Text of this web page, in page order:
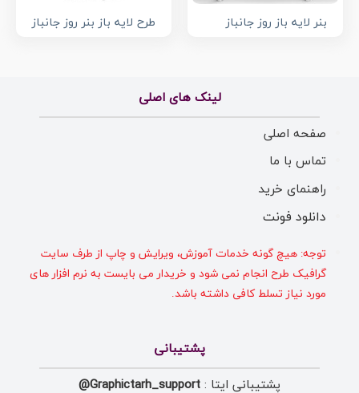
طرح لایه باز بنر روز جانباز بنر لایه باز روز جانباز
لینک های اصلی
صفحه اصلی
تماس با ما
راهنمای خرید
دانلود فونت
توجه: هیچ گونه خدمات آموزش، ویرایش و چاپ از طرف سایت
گرافیک طرح انجام نمی شود و خریدار می بایست به نرم افزار های
مورد نیاز تسلط کافی داشته باشد.
پشتیبانی
پشتیبانی ایتا : Graphictarh_support@